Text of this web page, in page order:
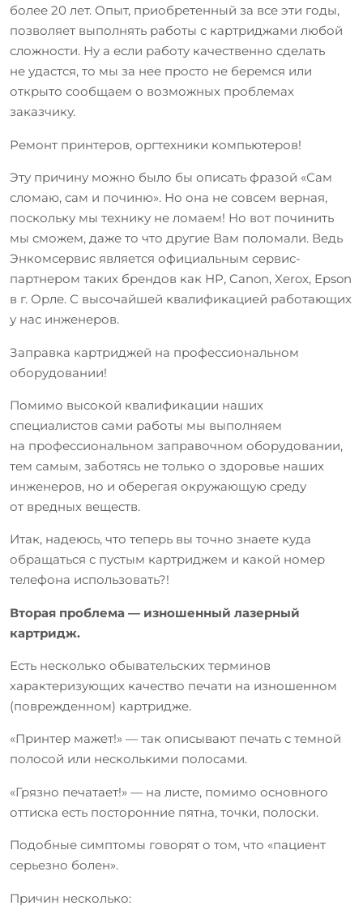
более 20 лет. Опыт, приобретенный за все эти годы,
позволяет выполнять работы с картриджами любой
сложности. Ну а если работу качественно сделать
не удастся, то мы за нее просто не беремся или
открыто сообщаем о возможных проблемах
заказчику.
Ремонт принтеров, оргтехники компьютеров!
Эту причину можно было бы описать фразой «Сам
сломаю, сам и починю». Но она не совсем верная,
поскольку мы технику не ломаем! Но вот починить
мы сможем, даже то что другие Вам поломали. Ведь
Энкомсервис является официальным сервис-
партнером таких брендов как HP, Canon, Xerox, Epson
в г. Орле. С высочайшей квалификацией работающих
у нас инженеров.
Заправка картриджей на профессиональном
оборудовании!
Помимо высокой квалификации наших
специалистов сами работы мы выполняем
на профессиональном заправочном оборудовании,
тем самым, заботясь не только о здоровье наших
инженеров, но и оберегая окружающую среду
от вредных веществ.
Итак, надеюсь, что теперь вы точно знаете куда
обращаться с пустым картриджем и какой номер
телефона использовать?!
Вторая проблема — изношенный лазерный
картридж.
Есть несколько обывательских терминов
характеризующих качество печати на изношенном
(поврежденном) картридже.
«Принтер мажет!» — так описывают печать с темной
полосой или несколькими полосами.
«Грязно печатает!» — на листе, помимо основного
оттиска есть посторонние пятна, точки, полоски.
Подобные симптомы говорят о том, что «пациент
серьезно болен».
Причин несколько: